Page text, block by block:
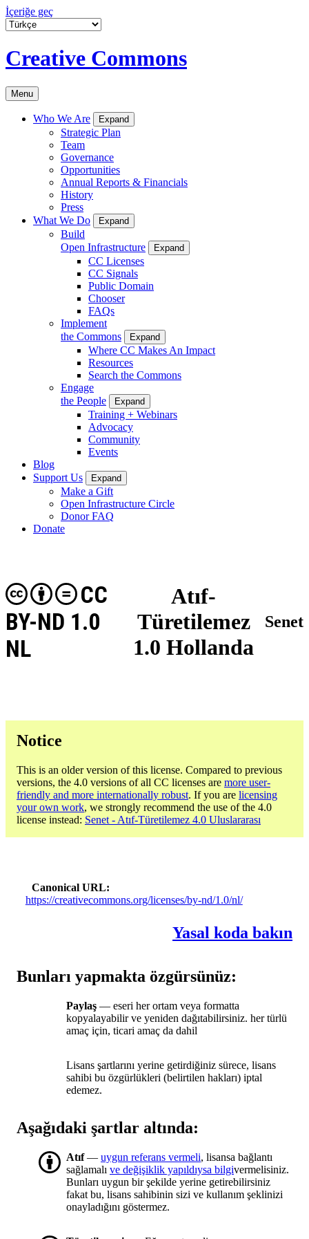
İçeriğe geç
Creative Commons
Menu
Who We Are Expand
Strategic Plan
Team
Governance
Opportunities
Annual Reports & Financials
History
Press
What We Do
Expand
Build
Open Infrastructure
Expand
CC Licenses
CC Signals
Public Domain
Chooser
FAQs
Implement
the Commons
Expand
Where CC Makes An Impact
Resources
Search the Commons
Engage
the People
Expand
Training + Webinars
Advocacy
Community
Events
Blog
Support Us
Expand
Make a Gift
Open Infrastructure Circle
Donor FAQ
Donate
Atıf-
Türetilemez
1.0 Hollanda
CC
BY-ND 1.0
NL
Senet
Notice
This is an older version of this license. Compared to previous
versions, the 4.0 versions of all CC licenses are more user-
friendly and more internationally robust. If you are licensing
your own work, we strongly recommend the use of the 4.0
license instead: Senet - Atıf-Türetilemez 4.0 Uluslararası
Canonical URL
https://creativecommons.org/licenses/by-nd/1.0/nl/
Yasal koda bakın
Bunları yapmakta özgürsünüz:
Paylaş — eseri her ortam veya formatta
kopyalayabilir ve yeniden dağıtabilirsiniz. her türlü
amaç için, ticari amaç da dahil
Lisans şartlarını yerine getirdiğiniz sürece, lisans
sahibi bu özgürlükleri (belirtilen hakları) iptal
edemez.
Aşağıdaki şartlar altında:
Atıf— uygun referans vermeli, lisansa bağlantı
sağlamalı ve değişiklik yapıldıysa bilgivermelisiniz.
Bunları uygun bir şekilde yerine getirebilirsiniz
fakat bu, lisans sahibinin sizi ve kullanım şeklinizi
onayladığını göstermez.